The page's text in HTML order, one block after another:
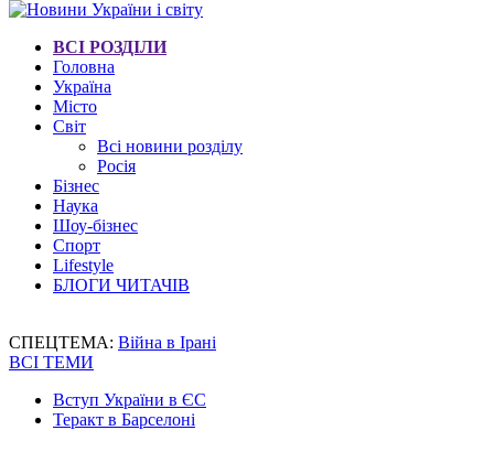
ВСІ РОЗДІЛИ
Головна
Україна
Місто
Світ
Всі новини розділу
Росія
Бізнес
Наука
Шоу-бізнес
Спорт
Lifestyle
БЛОГИ ЧИТАЧІВ
СПЕЦТЕМА: Війна в Ірані
ВСІ ТЕМИ
Вступ України в ЄС
Теракт в Барселоні